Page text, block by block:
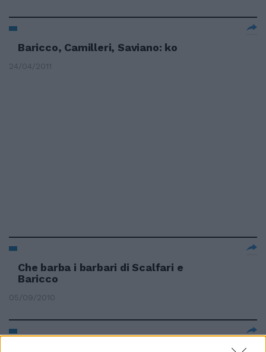
Baricco, Camilleri, Saviano: ko
24/04/2011
Che barba i barbari di Scalfari e
Baricco
05/09/2010